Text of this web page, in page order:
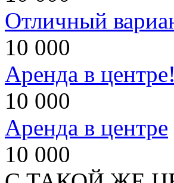
Отличный
10 000
Аренда в центре!
10 000
Аренда в центре
10 000